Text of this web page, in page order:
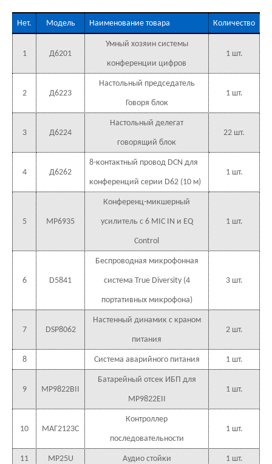
Нет. Модель Наименование товара Количество
1 Д6201
Умный хозяин системы
конференции цифров
1 шт.
2 Д6223
Настольный председатель
Говоря блок
1 шт.
3 Д6224
Настольный делегат
говорящий блок
22 шт.
4 Д6262
8-контактный провод DCN для
конференций серии D62 (10 м)
1 шт.
5 MP6935
Конференц-микшерный
усилитель с 6 MIC IN и EQ
Control
1 шт.
6 D5841
Беспроводная микрофонная
система True Diversity (4
портативных микрофона)
3 шт.
7 DSP8062
Настенный динамик с краном
питания
2 шт.
8 Система аварийного питания 1 шт.
9 MP9822BII
Батарейный отсек ИБП для
MP9822EII
1 шт.
10 МАГ2123С
Контроллер
последовательности
1 шт.
11 MP25U Аудио стойки 1 шт.